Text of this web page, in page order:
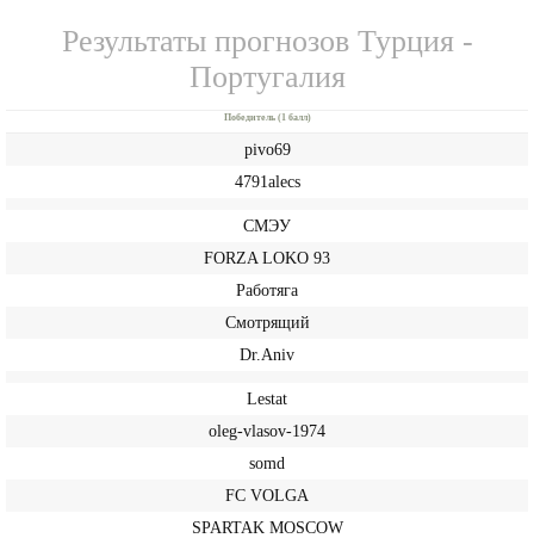
Результаты прогнозов Турция -
Португалия
Победитель (1 балл)
pivo69
4791alecs
СМЭУ
FORZA LOKO 93
Работяга
Смотрящий
Dr.Aniv
Lestat
oleg-vlasov-1974
somd
FC VOLGA
SPARTAK MOSCOW